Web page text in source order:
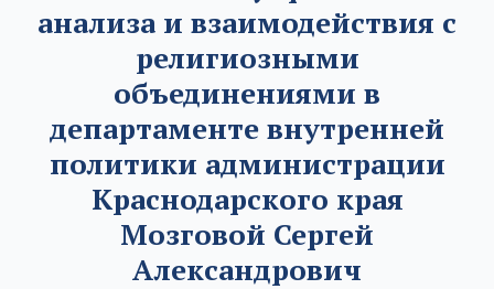
анализа и взаимодействия с
религиозными
объединениями в
департаменте внутренней
политики администрации
Краснодарского края
Мозговой Сергей
Александрович